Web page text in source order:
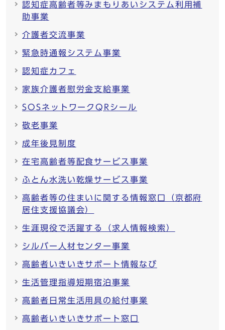
認知症高齢者等みまもりあいシステム利用補
助事業
介護者交流事業
緊急時通報システム事業
認知症カフェ
家族介護者慰労金支給事業
SOSネットワークQRシール
敬老事業
成年後見制度
在宅高齢者等配食サービス事業
ふとん水洗い乾燥サービス事業
高齢者等の住まいに関する情報窓口（京都府
居住支援協議会）
生涯現役で活躍する（求人情報検索）
シルバー人材センター事業
高齢者いきいきサポート情報なび
生活管理指導短期宿泊事業
高齢者日常生活用具の給付事業
高齢者いきいきサポート窓口